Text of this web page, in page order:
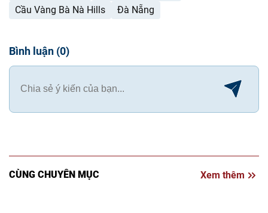
Cầu Vàng Bà Nà Hills
Đà Nẵng
Bình luận (0)
CÙNG CHUYÊN MỤC Xem thêm